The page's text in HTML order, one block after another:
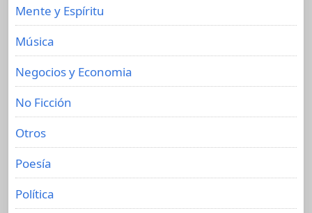
Mente y Espíritu
Música
Negocios y Economia
No Ficción
Otros
Poesía
Política